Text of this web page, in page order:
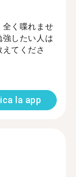
全く喋れませ
したい人は
てくださ
la app